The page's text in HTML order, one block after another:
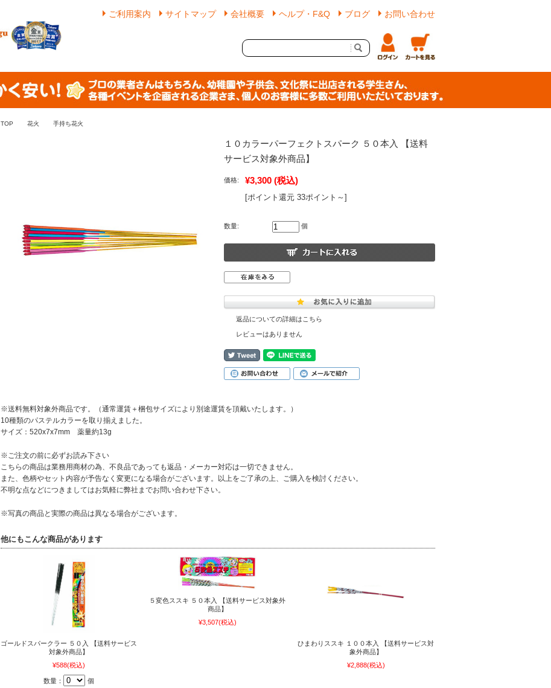
ご利用案内 サイトマップ 会社概要 ヘルプ・F&Q ブログ お問い合わせ
TOP 花火 手持ち花火
１０カラーパーフェクトスパーク ５０本入 【送料
サービス対象外商品】
価格: ¥3,300 (税込)
[ポイント還元 33ポイント～]
数量: 個
返品についての詳細はこちら
レビューはありません
※送料無料対象外商品です。（通常運賃＋梱包サイズにより別途運賃を頂戴いたします。）
10種類のパステルカラーを取り揃えました。
サイズ：520x7x7mm 薬量約13g
※ご注文の前に必ずお読み下さい
こちらの商品は業務用商材の為、不良品であっても返品・メーカー対応は一切できません。
また、色柄やセット内容が予告なく変更になる場合がございます。以上をご了承の上、ご購入を検討ください。
不明な点などにつきましてはお気軽に弊社までお問い合わせ下さい。
※写真の商品と実際の商品は異なる場合がございます。
他にもこんな商品があります
ゴールドスパークラー ５０入 【送料サービス
対象外商品】
¥588(税込)
数量： 個
５変色ススキ ５０本入 【送料サービス対象外
商品】
¥3,507(税込)
ひまわりススキ １００本入 【送料サービス対
象外商品】
¥2,888(税込)